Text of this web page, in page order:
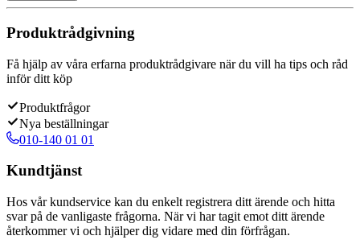
Produktrådgivning
Få hjälp av våra erfarna produktrådgivare när du vill ha tips och råd
inför ditt köp
Produktfrågor
Nya beställningar
010-140 01 01
Kundtjänst
Hos vår kundservice kan du enkelt registrera ditt ärende och hitta
svar på de vanligaste frågorna. När vi har tagit emot ditt ärende
återkommer vi och hjälper dig vidare med din förfrågan.